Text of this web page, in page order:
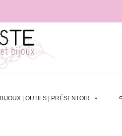
BIJOUX | OUTILS | PRÉSENTOIR